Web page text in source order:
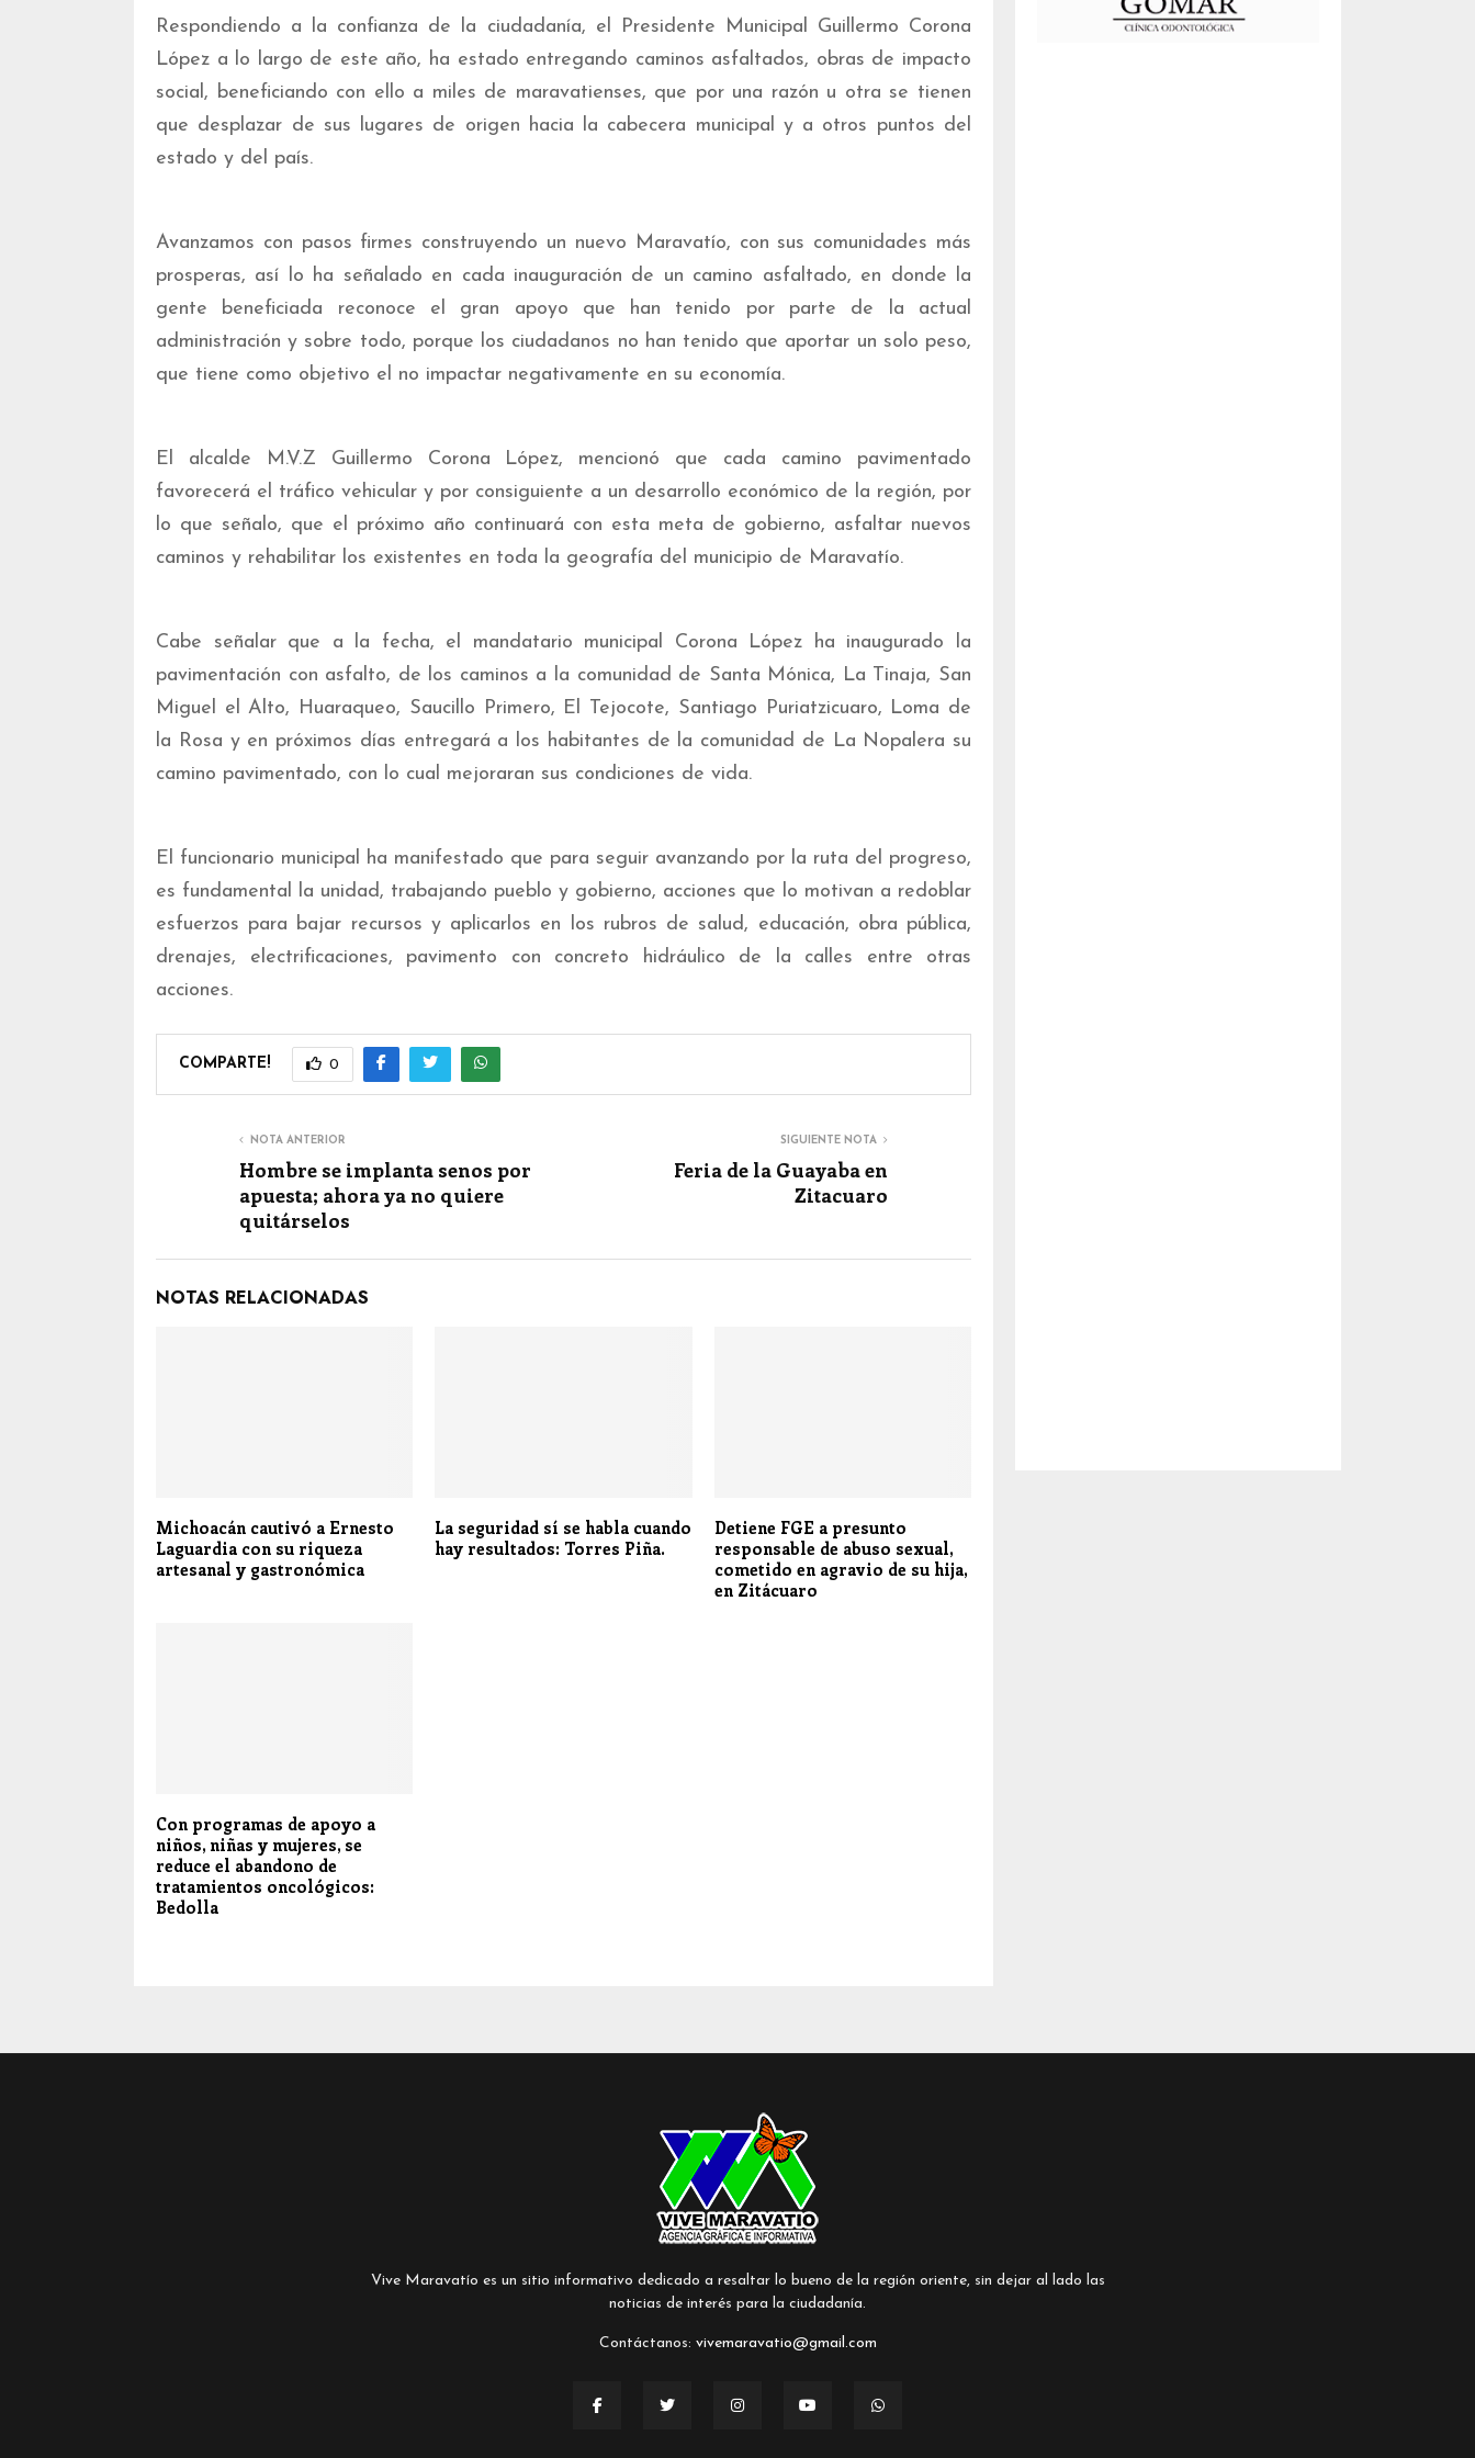
Respondiendo a la confianza de la ciudadanía, el Presidente Municipal Guillermo Corona
López a lo largo de este año, ha estado entregando caminos asfaltados, obras de impacto
social, beneficiando con ello a miles de maravatienses, que por una razón u otra se tienen
que desplazar de sus lugares de origen hacia la cabecera municipal y a otros puntos del
estado y del país.
Avanzamos con pasos firmes construyendo un nuevo Maravatío, con sus comunidades más
prosperas, así lo ha señalado en cada inauguración de un camino asfaltado, en donde la
gente beneficiada reconoce el gran apoyo que han tenido por parte de la actual
administración y sobre todo, porque los ciudadanos no han tenido que aportar un solo peso,
que tiene como objetivo el no impactar negativamente en su economía.
El alcalde M.V.Z Guillermo Corona López, mencionó que cada camino pavimentado
favorecerá el tráfico vehicular y por consiguiente a un desarrollo económico de la región, por
lo que señalo, que el próximo año continuará con esta meta de gobierno, asfaltar nuevos
caminos y rehabilitar los existentes en toda la geografía del municipio de Maravatío.
Cabe señalar que a la fecha, el mandatario municipal Corona López ha inaugurado la
pavimentación con asfalto, de los caminos a la comunidad de Santa Mónica, La Tinaja, San
Miguel el Alto, Huaraqueo, Saucillo Primero, El Tejocote, Santiago Puriatzicuaro, Loma de
la Rosa y en próximos días entregará a los habitantes de la comunidad de La Nopalera su
camino pavimentado, con lo cual mejoraran sus condiciones de vida.
El funcionario municipal ha manifestado que para seguir avanzando por la ruta del progreso,
es fundamental la unidad, trabajando pueblo y gobierno, acciones que lo motivan a redoblar
esfuerzos para bajar recursos y aplicarlos en los rubros de salud, educación, obra pública,
drenajes, electrificaciones, pavimento con concreto hidráulico de la calles entre otras
acciones.
COMPARTE! 0
NOTA ANTERIOR
Hombre se implanta senos por
apuesta; ahora ya no quiere
quitárselos
SIGUIENTE NOTA
Feria de la Guayaba en
Zitacuaro
NOTAS RELACIONADAS
Michoacán cautivó a Ernesto
Laguardia con su riqueza
artesanal y gastronómica
La seguridad sí se habla cuando
hay resultados: Torres Piña.
Detiene FGE a presunto
responsable de abuso sexual,
cometido en agravio de su hija,
en Zitácuaro
Con programas de apoyo a
niños, niñas y mujeres, se
reduce el abandono de
tratamientos oncológicos:
Bedolla
Vive Maravatío es un sitio informativo dedicado a resaltar lo bueno de la región oriente, sin dejar al lado las
noticias de interés para la ciudadanía.
Contáctanos: vivemaravatio@gmail.com